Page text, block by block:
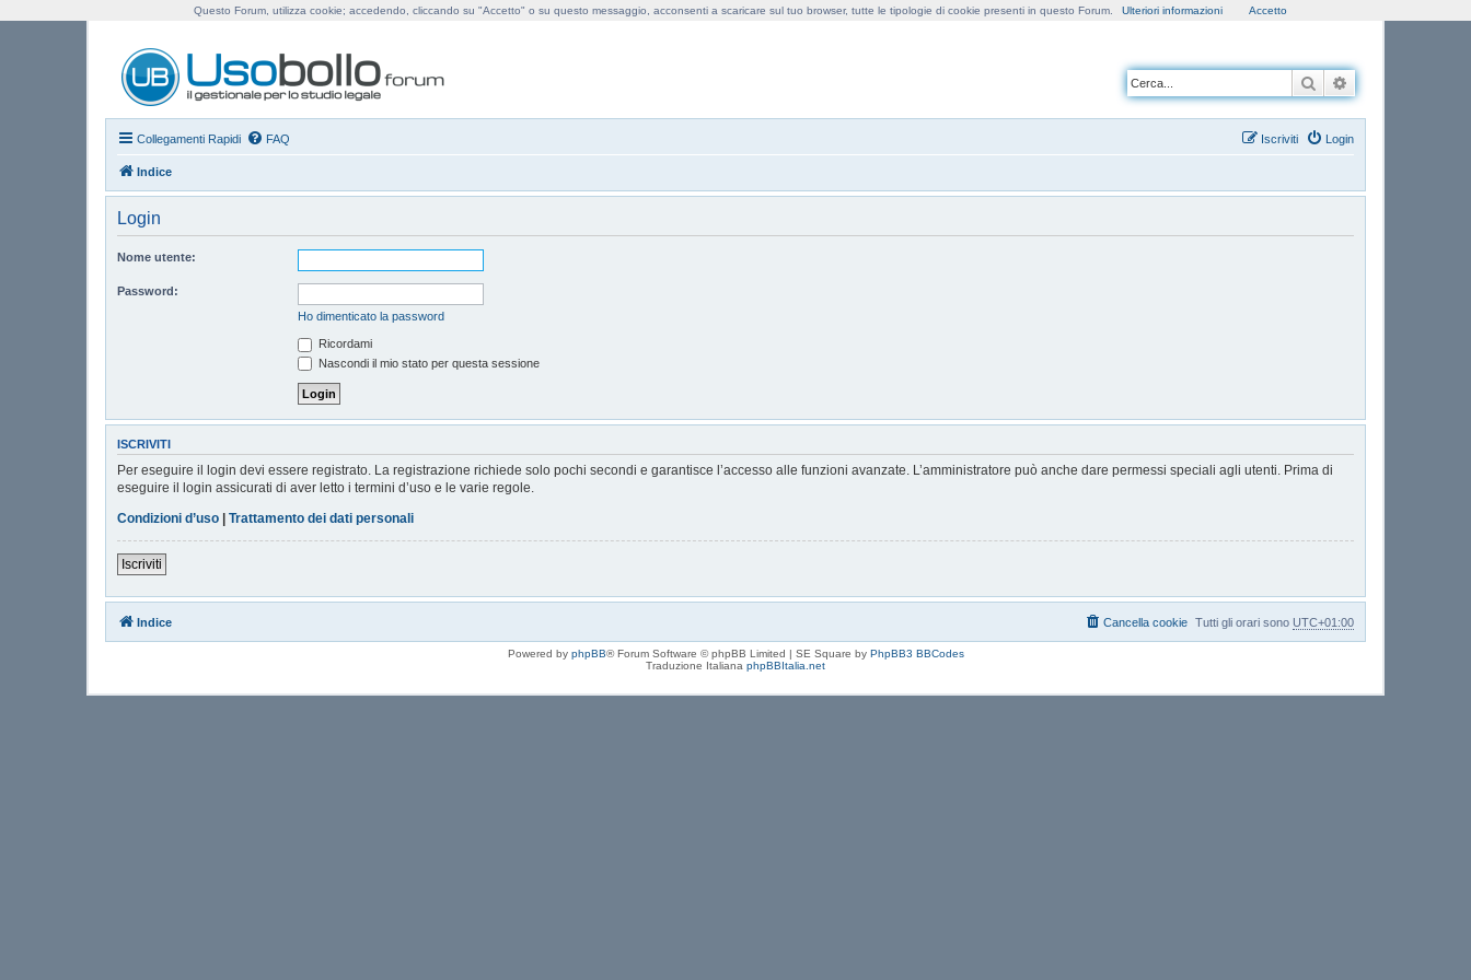
Cerca
Collegamenti Rapidi FAQ Login
Iscriviti
Indice
Login
Nome utente:
Password:
Ho dimenticato la password
Ricordami
Nascondi il mio stato per questa sessione
ISCRIVITI
Per eseguire il login devi essere registrato. La registrazione richiede solo pochi secondi e garantisce l’accesso alle funzioni avanzate. L’amministratore può anche dare permessi speciali agli utenti. Prima di
eseguire il login assicurati di aver letto i termini d’uso e le varie regole.
Condizioni d’uso | Trattamento dei dati personali
Iscriviti
Indice Tutti gli orari sono UTC+01:00
Cancella cookie
Powered by phpBB® Forum Software © phpBB Limited | SE Square by PhpBB3 BBCodes
Traduzione Italiana phpBBItalia.net
Questo Forum, utilizza cookie; accedendo, cliccando su "Accetto" o su questo messaggio, acconsenti a scaricare sul tuo browser, tutte le tipologie di cookie presenti in questo Forum. Ulteriori informazioni Accetto